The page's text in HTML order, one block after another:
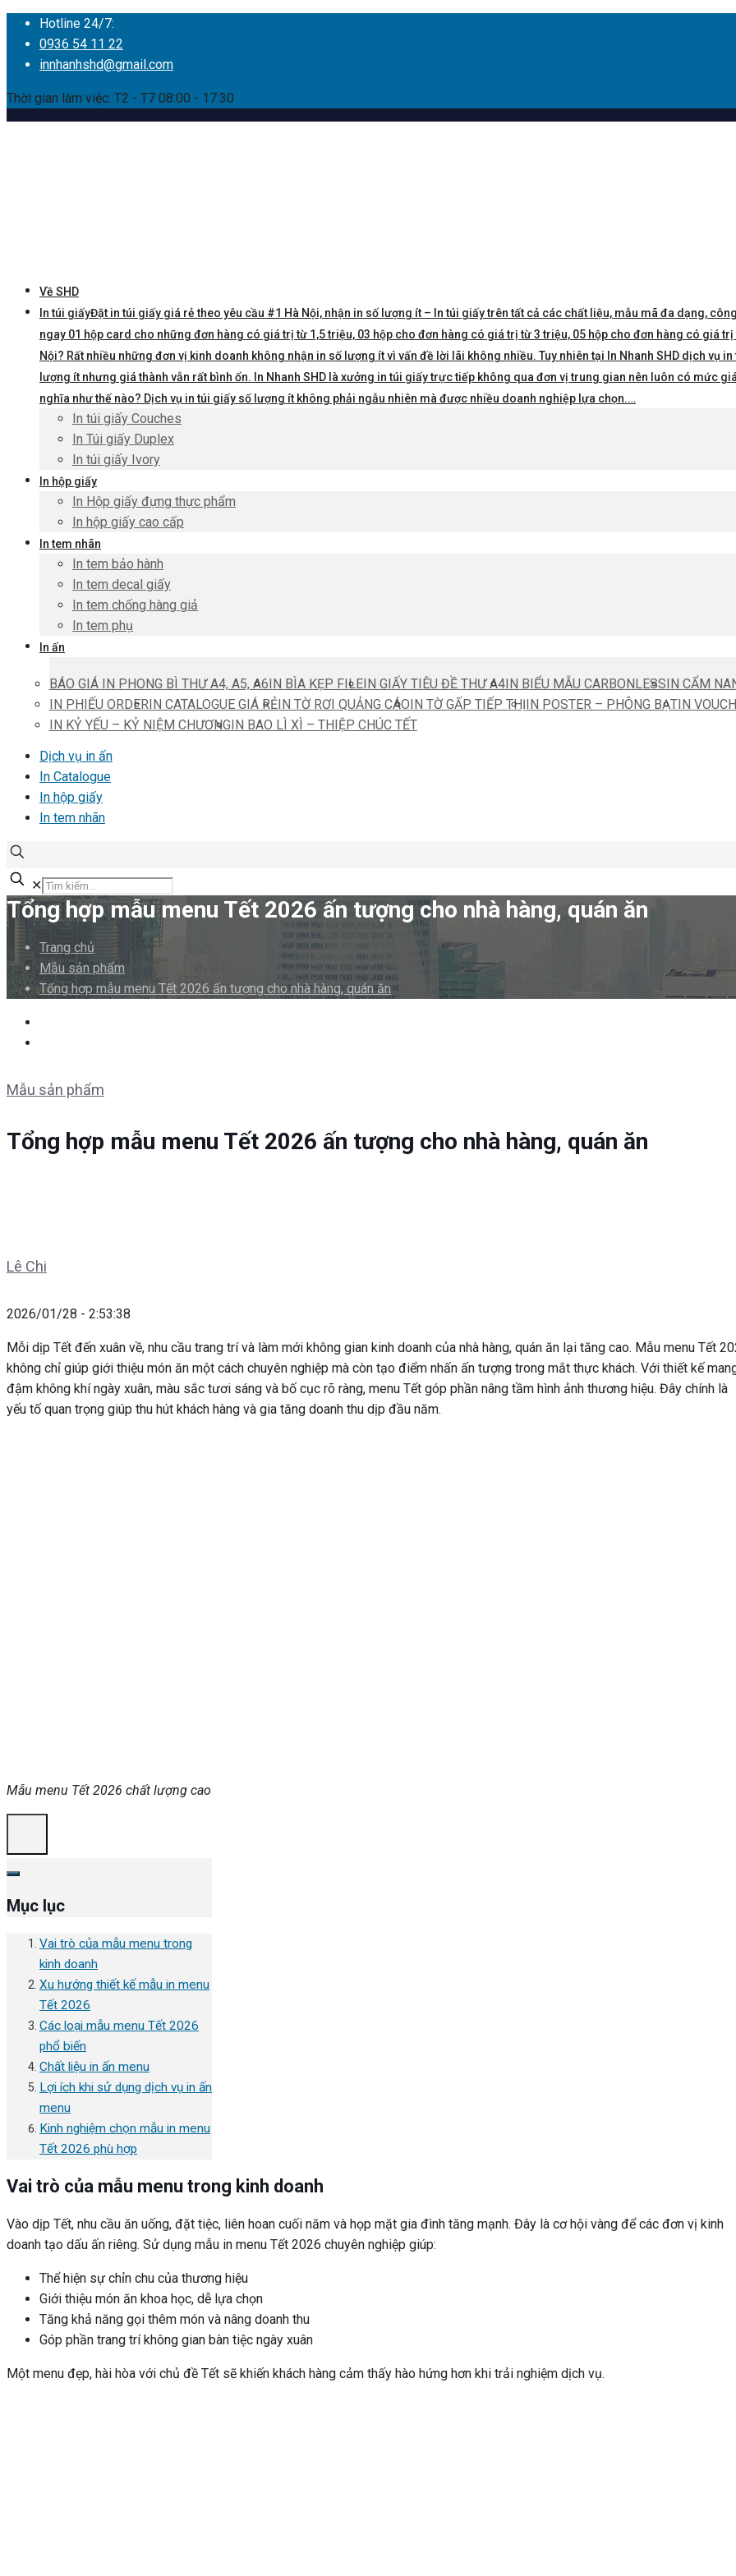
Hotline 24/7:
0936 54 11 22
innhanhshd@gmail.com
Thời gian làm việc: T2 - T7 08:00 - 17:30
Về SHD
In túi giấyĐặt in túi giấy giá rẻ theo yêu cầu #1 Hà Nội, nhận in số lượng ít – In túi giấy trên tất cả các chất liệu, mẫu mã đa dạng,
ngay 01 hộp card cho những đơn hàng có giá trị từ 1,5 triệu, 03 hộp cho đơn hàng có giá trị từ 3 triệu, 05 hộp cho đơn hàng có giá
Nội? Rất nhiều những đơn vị kinh doanh không nhận in số lượng ít vì vấn đề lời lãi không nhiều. Tuy nhiên tại In Nhanh SHD dịch vụ
lượng ít nhưng giá thành vẫn rất bình ổn. In Nhanh SHD là xưởng in túi giấy trực tiếp không qua đơn vị trung gian nên luôn có mức
nghĩa như thế nào? Dịch vụ in túi giấy số lượng ít không phải ngẫu nhiên mà được nhiều doanh nghiệp lựa chọn.…
In túi giấy Couches
In Túi giấy Duplex
In túi giấy Ivory
In hộp giấy
In Hộp giấy đựng thực phẩm
In hộp giấy cao cấp
In tem nhãn
In tem bảo hành
In tem decal giấy
In tem chống hàng giả
In tem phụ
In ấn
BÁO GIÁ IN PHONG BÌ THƯ A4, A5, A6IN BÌA KẸP FILEIN GIẤY TIÊU ĐỀ THƯ A4IN BIỂU MẪU CARBONLESSIN CẨM
IN PHIẾU ORDERIN CATALOGUE GIÁ RẺIN TỜ RƠI QUẢNG CÁOIN TỜ GẤP TIẾP THỊIN POSTER – PHÔNG BẠTIN
IN KỶ YẾU – KỶ NIỆM CHƯƠNGIN BAO LÌ XÌ – THIỆP CHÚC TẾT
Dịch vụ in ấn
In Catalogue
In hộp giấy
In tem nhãn
✕
Tổng hợp mẫu menu Tết 2026 ấn tượng cho nhà hàng, quán ăn
Trang chủ
Mẫu sản phẩm
Tổng hợp mẫu menu Tết 2026 ấn tượng cho nhà hàng, quán ăn
Mẫu sản phẩm
Tổng hợp mẫu menu Tết 2026 ấn tượng cho nhà hàng, quán ăn
Lê Chi
2026/01/28 - 2:53:38
Mỗi dịp Tết đến xuân về, nhu cầu trang trí và làm mới không gian kinh doanh của nhà hàng, quán ăn lại tăng cao. Mẫu menu Tết
không chỉ giúp giới thiệu món ăn một cách chuyên nghiệp mà còn tạo điểm nhấn ấn tượng trong mắt thực khách. Với thiết kế
đậm không khí ngày xuân, màu sắc tươi sáng và bố cục rõ ràng, menu Tết góp phần nâng tầm hình ảnh thương hiệu. Đây chính là
yếu tố quan trọng giúp thu hút khách hàng và gia tăng doanh thu dịp đầu năm.
Mẫu menu Tết 2026 chất lượng cao
Mục lục
Vai trò của mẫu menu trong
kinh doanh
Xu hướng thiết kế mẫu in menu
Tết 2026
Các loại mẫu menu Tết 2026
phổ biến
Chất liệu in ấn menu
Lợi ích khi sử dụng dịch vụ in ấn
menu
Kinh nghiệm chọn mẫu in menu
Tết 2026 phù hợp
Vai trò của mẫu menu trong kinh doanh
Vào dịp Tết, nhu cầu ăn uống, đặt tiệc, liên hoan cuối năm và họp mặt gia đình tăng mạnh. Đây là cơ hội vàng để các đơn vị kinh
doanh tạo dấu ấn riêng. Sử dụng mẫu in menu Tết 2026 chuyên nghiệp giúp:
Thể hiện sự chỉn chu của thương hiệu
Giới thiệu món ăn khoa học, dễ lựa chọn
Tăng khả năng gọi thêm món và nâng doanh thu
Góp phần trang trí không gian bàn tiệc ngày xuân
Một menu đẹp, hài hòa với chủ đề Tết sẽ khiến khách hàng cảm thấy hào hứng hơn khi trải nghiệm dịch vụ.